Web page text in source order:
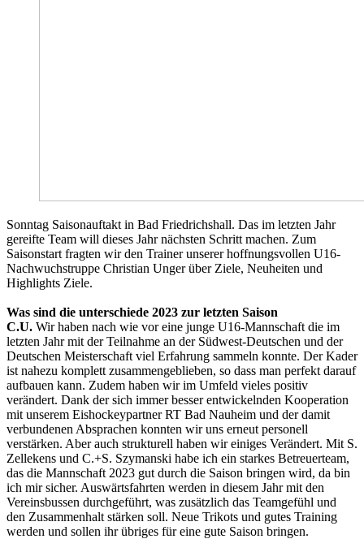
Sonntag Saisonauftakt in Bad Friedrichshall. Das im letzten Jahr
gereifte Team will dieses Jahr nächsten Schritt machen. Zum
Saisonstart fragten wir den Trainer unserer hoffnungsvollen U16-
Nachwuchstruppe Christian Unger über Ziele, Neuheiten und
Highlights Ziele.
Was sind die unterschiede 2023 zur letzten Saison
C.U. Wir haben nach wie vor eine junge U16-Mannschaft die im
letzten Jahr mit der Teilnahme an der Südwest-Deutschen und der
Deutschen Meisterschaft viel Erfahrung sammeln konnte. Der Kader
ist nahezu komplett zusammengeblieben, so dass man perfekt darauf
aufbauen kann. Zudem haben wir im Umfeld vieles positiv
verändert. Dank der sich immer besser entwickelnden Kooperation
mit unserem Eishockeypartner RT Bad Nauheim und der damit
verbundenen Absprachen konnten wir uns erneut personell
verstärken. Aber auch strukturell haben wir einiges Verändert. Mit S.
Zellekens und C.+S. Szymanski habe ich ein starkes Betreuerteam,
das die Mannschaft 2023 gut durch die Saison bringen wird, da bin
ich mir sicher. Auswärtsfahrten werden in diesem Jahr mit den
Vereinsbussen durchgeführt, was zusätzlich das Teamgefühl und
den Zusammenhalt stärken soll. Neue Trikots und gutes Training
werden und sollen ihr übriges für eine gute Saison bringen.